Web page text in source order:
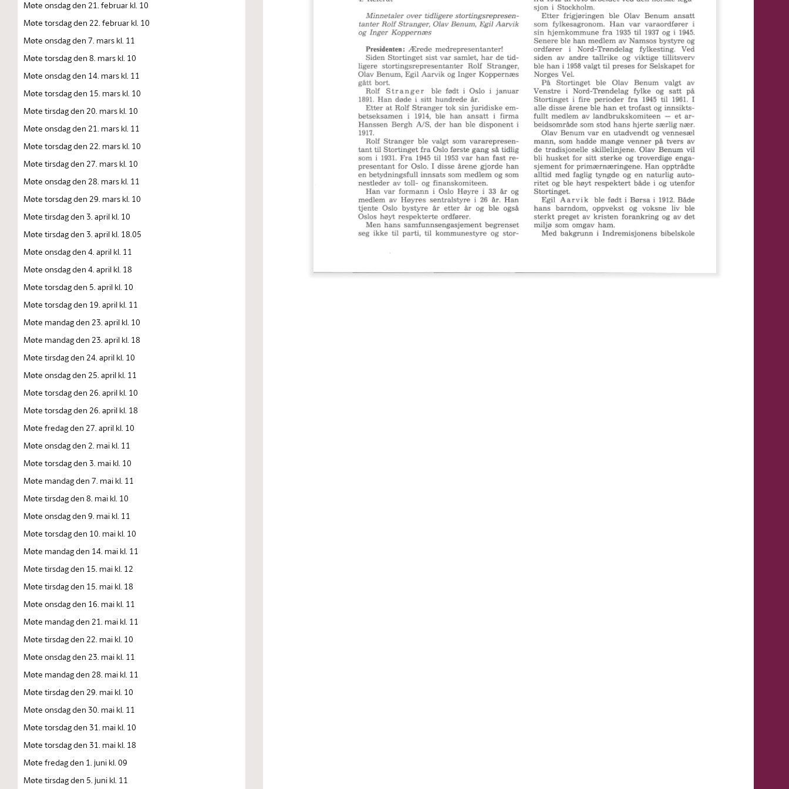
Møte onsdag den 21. februar kl. 10
Møte torsdag den 22. februar kl. 10
Møte onsdag den 7. mars kl. 11
Møte torsdag den 8. mars kl. 10
Møte onsdag den 14. mars kl. 11
Møte torsdag den 15. mars kl. 10
Møte tirsdag den 20. mars kl. 10
Møte onsdag den 21. mars kl. 11
Møte torsdag den 22. mars kl. 10
Møte tirsdag den 27. mars kl. 10
Møte onsdag den 28. mars kl. 11
Møte torsdag den 29. mars kl. 10
Møte tirsdag den 3. april kl. 10
Møte tirsdag den 3. april kl. 18.05
Møte onsdag den 4. april kl. 11
Møte onsdag den 4. april kl. 18
Møte torsdag den 5. april kl. 10
Møte torsdag den 19. april kl. 11
Møte mandag den 23. april kl. 10
Møte mandag den 23. april kl. 18
Møte tirsdag den 24. april kl. 10
Møte onsdag den 25. april kl. 11
Møte torsdag den 26. april kl. 10
Møte torsdag den 26. april kl. 18
Møte fredag den 27. april kl. 10
Møte onsdag den 2. mai kl. 11
Møte torsdag den 3. mai kl. 10
Møte mandag den 7. mai kl. 11
Møte tirsdag den 8. mai kl. 10
Møte onsdag den 9. mai kl. 11
Møte torsdag den 10. mai kl. 10
Møte mandag den 14. mai kl. 11
Møte tirsdag den 15. mai kl. 12
Møte tirsdag den 15. mai kl. 18
Møte onsdag den 16. mai kl. 11
Møte mandag den 21. mai kl. 11
Møte tirsdag den 22. mai kl. 10
Møte onsdag den 23. mai kl. 11
Møte mandag den 28. mai kl. 11
Møte tirsdag den 29. mai kl. 10
Møte onsdag den 30. mai kl. 11
Møte torsdag den 31. mai kl. 10
Møte torsdag den 31. mai kl. 18
Møte fredag den 1. juni kl. 09
Møte tirsdag den 5. juni kl. 11